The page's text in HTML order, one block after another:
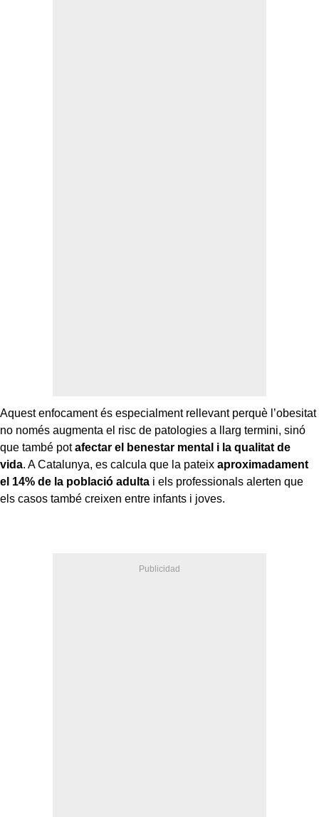
Aquest enfocament és especialment rellevant perquè l’obesitat
no només augmenta el risc de patologies a llarg termini, sinó
que també potafectar el benestar mental i la qualitat de
vida. A Catalunya, es calcula que la pateix aproximadament
el 14% de la població adulta i els professionals alerten que
els casos també creixen entre infants i joves.